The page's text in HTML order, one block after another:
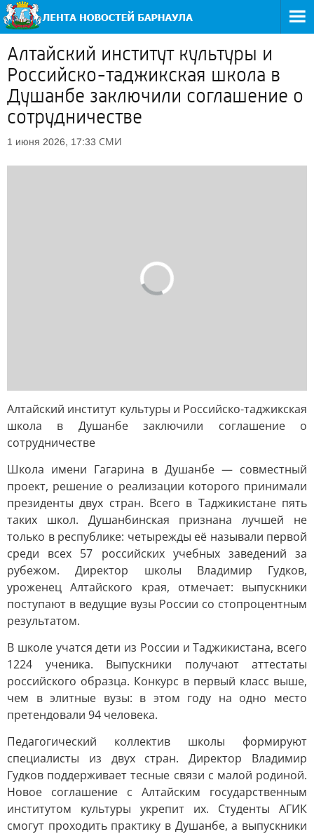
Алтайский институт культуры и
Российско-таджикская школа в
Душанбе заключили соглашение о
сотрудничестве
1 июня 2026, 17:33 СМИ
Алтайский институт культуры и Российско-таджикская
школа в Душанбе заключили соглашение о
сотрудничестве
Школа имени Гагарина в Душанбе — совместный
проект, решение о реализации которого принимали
президенты двух стран. Всего в Таджикистане пять
таких школ. Душанбинская признана лучшей не
только в республике: четырежды её называли первой
среди всех 57 российских учебных заведений за
рубежом. Директор школы Владимир Гудков,
уроженец Алтайского края, отмечает: выпускники
поступают в ведущие вузы России со стопроцентным
результатом.
В школе учатся дети из России и Таджикистана, всего
1224 ученика. Выпускники получают аттестаты
российского образца. Конкурс в первый класс выше,
чем в элитные вузы: в этом году на одно место
претендовали 94 человека.
Педагогический коллектив школы формируют
специалисты из двух стран. Директор Владимир
Гудков поддерживает тесные связи с малой родиной.
Новое соглашение с Алтайским государственным
институтом культуры укрепит их. Студенты АГИК
смогут проходить практику в Душанбе, а выпускники